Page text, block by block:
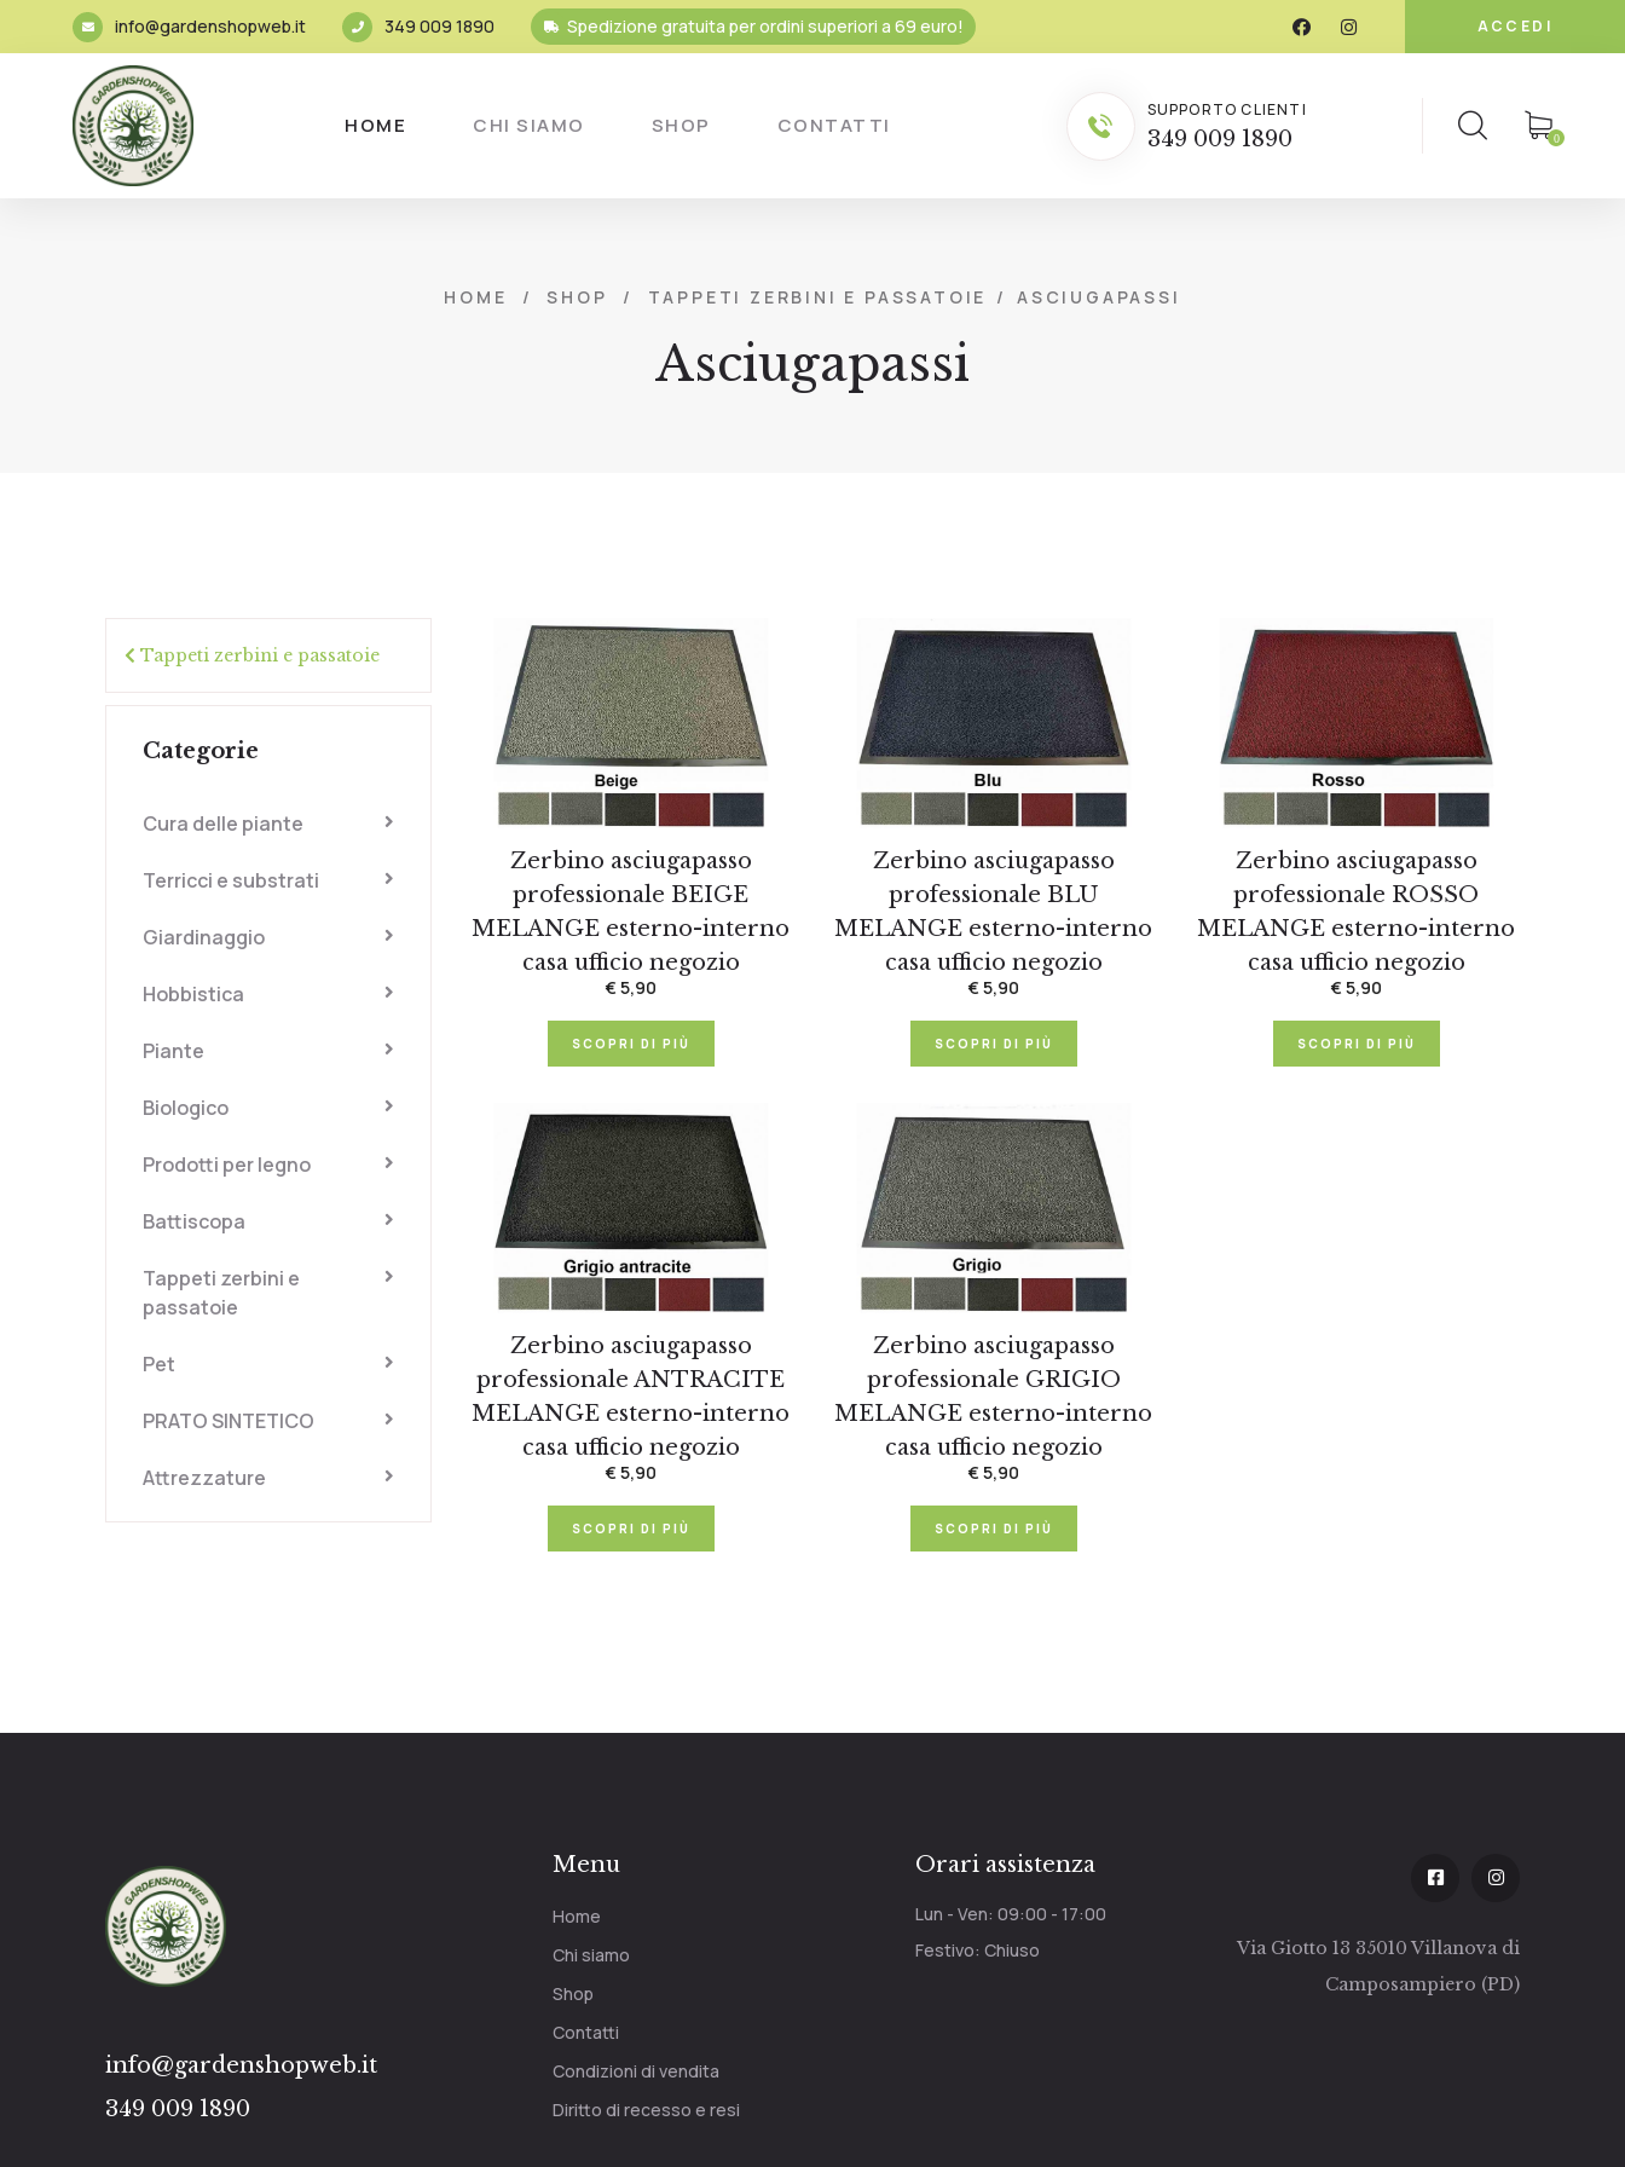
info@gardenshopweb.it 349 009 1890 Spedizione gratuita per ordini superiori a 69 euro! ACCEDI
HOME CHI SIAMO SHOP CONTATTI
SUPPORTO CLIENTI
349 009 1890 0
HOME / SHOP / TAPPETI ZERBINI E PASSATOIE / ASCIUGAPASSI
Asciugapassi
Tappeti zerbini e passatoie
Categorie
Cura delle piante
Terricci e substrati
Giardinaggio
Hobbistica
Piante
Biologico
Prodotti per legno
Battiscopa
Tappeti zerbini e
passatoie
Pet
PRATO SINTETICO
Attrezzature
Zerbino asciugapasso
professionale BEIGE
MELANGE esterno-interno
casa ufficio negozio
€ 5,90
SCOPRI DI PIÙ
Zerbino asciugapasso
professionale BLU
MELANGE esterno-interno
casa ufficio negozio
€ 5,90
SCOPRI DI PIÙ
Zerbino asciugapasso
professionale ROSSO
MELANGE esterno-interno
casa ufficio negozio
€ 5,90
SCOPRI DI PIÙ
Zerbino asciugapasso
professionale ANTRACITE
MELANGE esterno-interno
casa ufficio negozio
€ 5,90
SCOPRI DI PIÙ
Zerbino asciugapasso
professionale GRIGIO
MELANGE esterno-interno
casa ufficio negozio
€ 5,90
SCOPRI DI PIÙ
info@gardenshopweb.it
349 009 1890
Menu
Home
Chi siamo
Shop
Contatti
Condizioni di vendita
Diritto di recesso e resi
Orari assistenza
Lun - Ven: 09:00 - 17:00
Festivo: Chiuso
Via Giotto 13 35010 Villanova di
Camposampiero (PD)